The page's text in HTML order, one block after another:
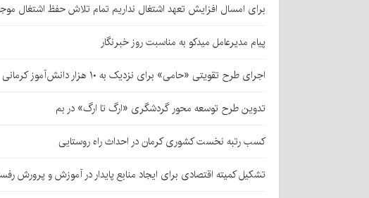
برای امسال افزایش تعهد اشتغال نداریم تمام تلاش حفظ اشتغال
پیام مدیرعامل میدکو به مناسبت روز خبرنگار
اجرای طرح تقویتی «حامی» برای نزدیک به ۱۰ هزار دانش‌آموز کرمانی
تدوین طرح توسعه محور گردشگری «ارگ تا ارگ» در بم
کسب رتبه نخست کشوری کرمان در احداث راه روستایی
تشکیل کمیته اقتصادی برای ایجاد منابع پایدار در آموزش و پرورش